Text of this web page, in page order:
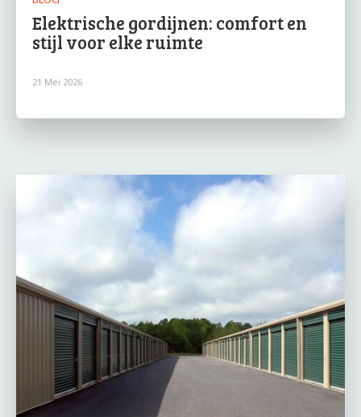
Elektrische gordijnen: comfort en
stijl voor elke ruimte
21 Mei 2026